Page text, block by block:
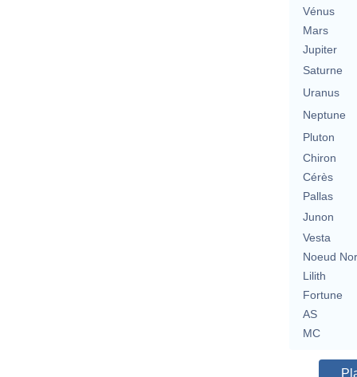
Vénus
Mars
Jupiter
Saturne
Uranus
Neptune
Pluton
Chiron
Cérès
Pallas
Junon
Vesta
Noeud
Lilith
Fortune
AS
MC